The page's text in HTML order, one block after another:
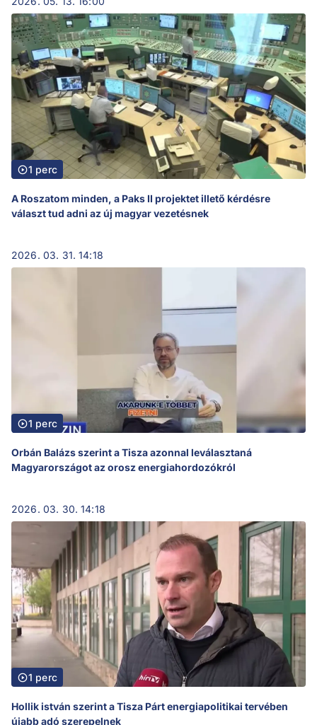
1 perc
A Roszatom minden, a Paks II projektet illető kérdésre
választ tud adni az új magyar vezetésnek
2026. 03. 31. 14:18
1 perc
Orbán Balázs szerint a Tisza azonnal leválasztaná
Magyarországot az orosz energiahordozókról
2026. 03. 30. 14:18
1 perc
Hollik istván szerint a Tisza Párt energiapolitikai tervében
újabb adó szerepelnek